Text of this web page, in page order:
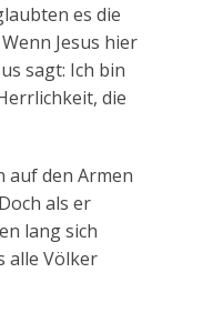
es die
Jesus hier
sagt: Ich bin
die
auf den Armen
als er
lang sich
alle Völker